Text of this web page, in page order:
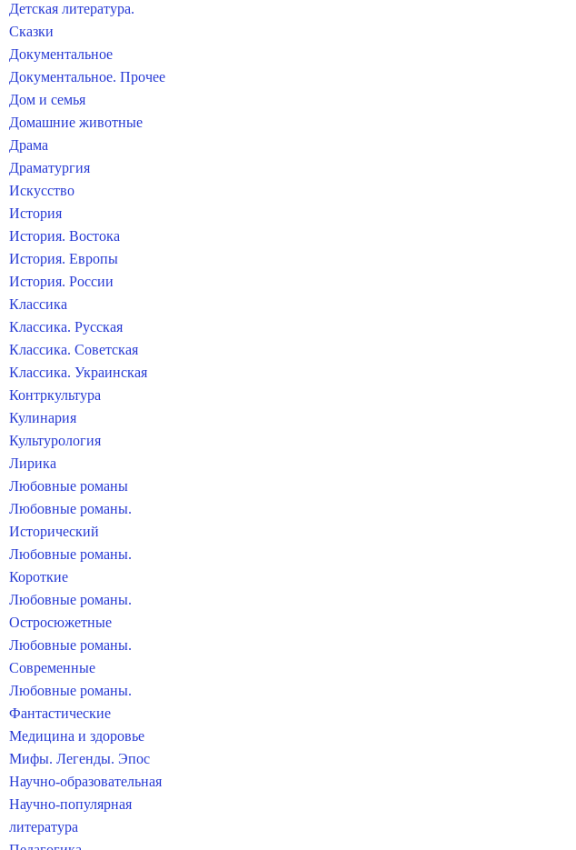
Детская литература.
Сказки
Документальное
Документальное. Прочее
Дом и семья
Домашние животные
Драма
Драматургия
Искусство
История
История. Востока
История. Европы
История. России
Классика
Классика. Русская
Классика. Советская
Классика. Украинская
Контркультура
Кулинария
Культурология
Лирика
Любовные романы
Любовные романы.
Исторический
Любовные романы.
Короткие
Любовные романы.
Остросюжетные
Любовные романы.
Современные
Любовные романы.
Фантастические
Медицина и здоровье
Мифы. Легенды. Эпос
Научно-образовательная
Научно-популярная
литература